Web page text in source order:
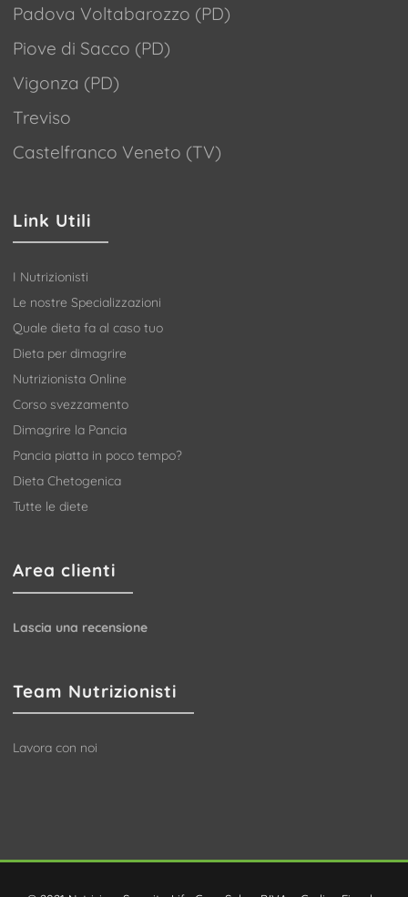
Padova Voltabarozzo (PD)
Piove di Sacco (PD)
Vigonza (PD)
Treviso
Castelfranco Veneto (TV)
Link Utili
I Nutrizionisti
Le nostre Specializzazioni
Quale dieta fa al caso tuo
Dieta per dimagrire
Nutrizionista Online
Corso svezzamento
Dimagrire la Pancia
Pancia piatta in poco tempo?
Dieta Chetogenica
Tutte le diete
Area clienti
Lascia una recensione
Team Nutrizionisti
Lavora con noi